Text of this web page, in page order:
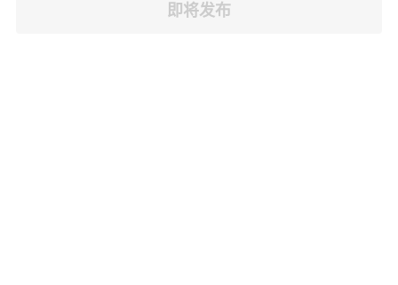
即将发布